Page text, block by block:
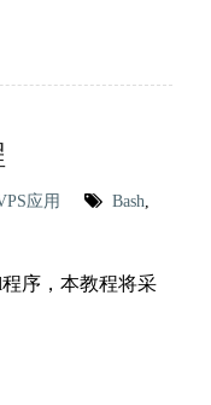
应用 Bash,
序，本教程将采